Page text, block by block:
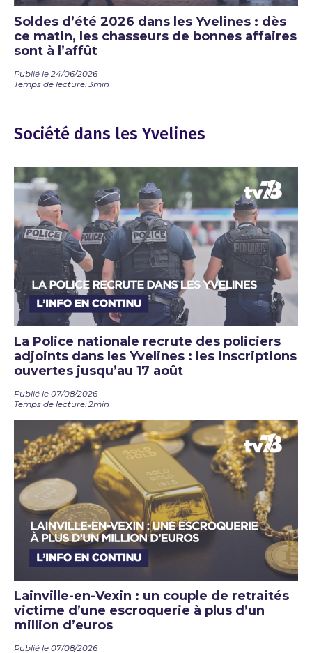
Soldes d’été 2026 dans les Yvelines : dès
ce matin, les chasseurs de bonnes affaires
sont à l’affût
Publié le 24/06/2026
Temps de lecture: 3min
Société dans les Yvelines
La Police nationale recrute des policiers
adjoints dans les Yvelines : les inscriptions
ouvertes jusqu’au 17 août
Publié le 07/08/2026
Temps de lecture: 2min
Lainville-en-Vexin : un couple de retraités
victime d’une escroquerie à plus d’un
million d’euros
Publié le 07/08/2026